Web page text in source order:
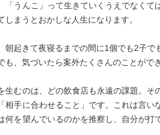
「うんこ」って生きていくうえでなくて
しまうとおかしな人生になります。
朝起きて夜寝るまでの間に1個でも2子で
も、気づいたら案外たくさんのことがで
生むのは、どの飲食店も永遠の課題。
相手に合わせること」です。これは言い
何を望んでいるのかを推察し、自分が打